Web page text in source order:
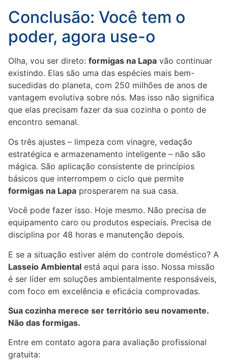
Conclusão: Você tem o
poder, agora use-o
Olha, vou ser direto: formigas na Lapa vão continuar
existindo. Elas são uma das espécies mais bem-
sucedidas do planeta, com 250 milhões de anos de
vantagem evolutiva sobre nós. Mas isso não significa
que elas precisam fazer da sua cozinha o ponto de
encontro semanal.
Os três ajustes – limpeza com vinagre, vedação
estratégica e armazenamento inteligente – não são
mágica. São aplicação consistente de princípios
básicos que interrompem o ciclo que permite
formigas na Lapa prosperarem na sua casa.
Você pode fazer isso. Hoje mesmo. Não precisa de
equipamento caro ou produtos especiais. Precisa de
disciplina por 48 horas e manutenção depois.
E se a situação estiver além do controle doméstico? A
Lasseio Ambiental está aqui para isso. Nossa missão
é ser líder em soluções ambientalmente responsáveis,
com foco em excelência e eficácia comprovadas.
Sua cozinha merece ser território seu novamente.
Não das formigas.
Entre em contato agora para avaliação profissional
gratuita: